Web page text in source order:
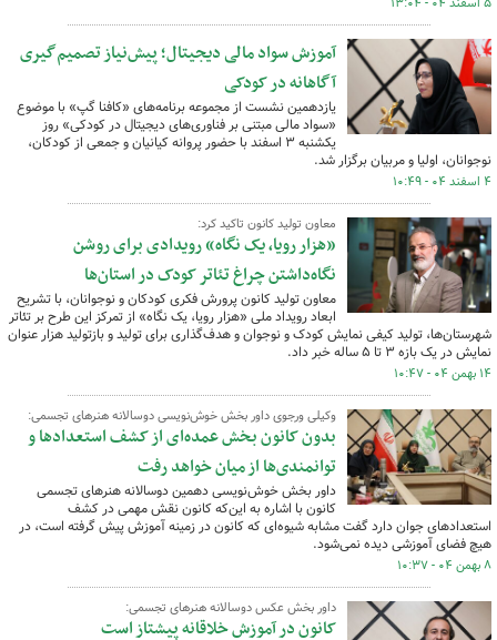
آموزش سواد مالی دیجیتال؛ پیش‌نیاز تصمیم‌گیری
آگاهانه در کودکی
یازدهمین نشست از مجموعه برنامه‌های «کافنا گپ» با موضوع
«سواد مالی مبتنی بر فناوری‌های دیجیتال در کودکی» روز
یکشنبه ۳ اسفند با حضور پروانه کیانیان و جمعی از کودکان،
نوجوانان، اولیا و مربیان برگزار شد.
۴ اسفند ۰۴ - ۱۰:۴۹
معاون تولید کانون تاکید کرد:
«هزار رویا، یک نگاه» رویدادی برای روشن
نگاه‌داشتن چراغ تئاتر کودک در استان‌ها
معاون تولید کانون پرورش فکری کودکان و نوجوانان، با تشریح
ابعاد رویداد ملی «هزار رویا، یک نگاه» از تمرکز این طرح بر تئاتر
شهرستان‌ها، تولید کیفی نمایش کودک و نوجوان و هدف‌گذاری برای تولید و بازتولید هزار عنوان
نمایش در یک بازه ۳ تا ۵ ساله خبر داد.
۱۴ بهمن ۰۴ - ۱۰:۴۷
وکیلی ورجوی داور بخش خوش‌نویسی دوسالانه هنرهای تجسمی:
بدون کانون بخش عمده‌ای از کشف استعدادها و
توانمندی‌ها از میان خواهد رفت
داور بخش خوش‌نویسی دهمین دوسالانه هنرهای تجسمی
کانون با اشاره به این‌که کانون نقش مهمی در کشف
استعدادهای جوان دارد گفت مشابه شیوه‌ای که کانون در زمینه آموزش پیش گرفته است، در
هیچ فضای آموزشی دیده نمی‌شود.
۸ بهمن ۰۴ - ۱۰:۳۷
داور بخش عکس دوسالانه هنرهای تجسمی:
کانون در آموزش خلاقانه پیشتاز است